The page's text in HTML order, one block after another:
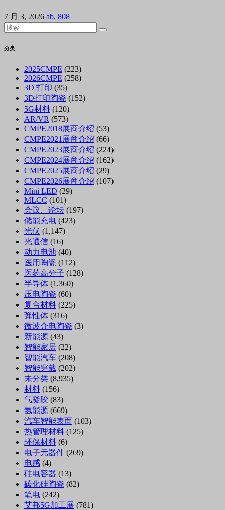
7 月 3, 2026 ab, 808
分类
2025CMPE (223)
2026CMPE (258)
3D 打印 (35)
3D打印陶瓷 (152)
5G材料 (120)
AR/VR (573)
CMPE2018展商介绍 (53)
CMPE2021展商介绍 (66)
CMPE2023展商介绍 (224)
CMPE2024展商介绍 (162)
CMPE2025展商介绍 (29)
CMPE2026展商介绍 (107)
Mini LED (29)
MLCC (101)
会议、论坛 (197)
储能充电 (423)
光伏 (1,147)
光通信 (16)
动力电池 (40)
医用陶瓷 (112)
医药高分子 (128)
半导体 (1,360)
压电陶瓷 (60)
复合材料 (225)
弹性体 (316)
微波介电陶瓷 (3)
新能源 (43)
智能家居 (22)
智能汽车 (208)
智能穿戴 (202)
未分类 (8,935)
材料 (156)
气凝胶 (83)
氢能源 (669)
汽车智能表面 (103)
热管理材料 (125)
环保材料 (6)
电子元器件 (269)
电感 (4)
硅电容器 (13)
碳化硅陶瓷 (82)
笔电 (242)
艾邦5G加工展 (781)